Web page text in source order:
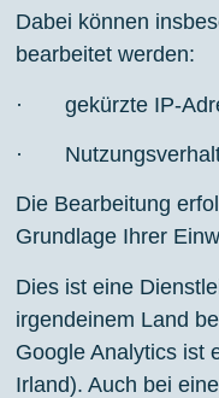
Dabei können
bearbeitet werden:
· gekürzte IP-
·
Die Bearbeitung
Grundlage Ihrer
Dies ist eine
irgendeinem Land
Google Analytics ist
Irland). Auch bei